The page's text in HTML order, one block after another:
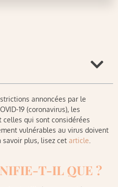
annoncées par le
19 (coronavirus), les
celles qui sont considérées
vulnérables au virus doivent
savoir plus, lisez cet article
T-IL QUE ?